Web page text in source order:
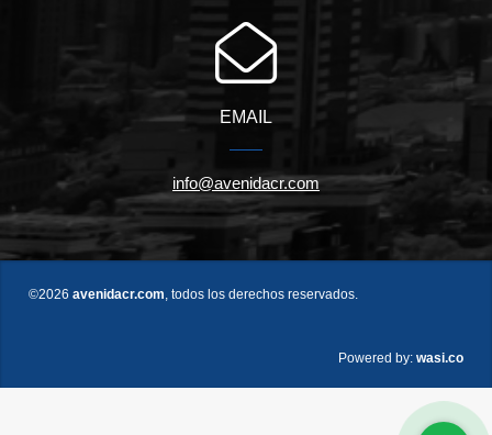
EMAIL
info@avenidacr.com
©2026 avenidacr.com, todos los derechos reservados.
Powered by: wasi.co